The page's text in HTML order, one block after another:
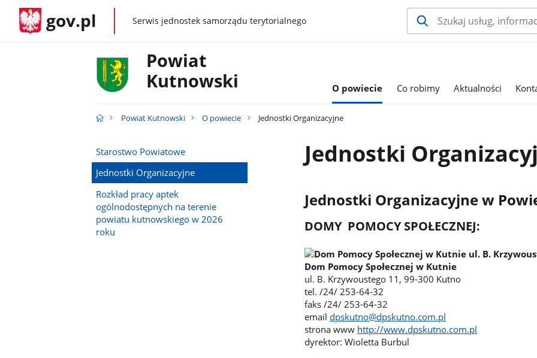
gov.pl gov.plSerwis jednostek samorządu terytorialnego
Powiat
Kutnowski
O powiecie Co robimy Aktualności
Powiat Kutnowski O powiecie Jednostki Organizacyjne
Starostwo Powiatowe
Jednostki Organizacyjne
Rozkład pracy aptek
ogólnodostępnych na terenie
powiatu kutnowskiego w 2026
roku
Jednostki
Jednostki Organizacyjne w
DOMY POMOCY SPOŁECZNEJ:
Dom Pomocy Społecznej w Kutnie
ul. B. Krzywoustego 11, 99-300 Kutno
tel. /24/ 253-64-32
faks /24/ 253-64-32
emaildpskutno@dpskutno.com.pl
strona www http://www.dpskutno.com.pl
dyrektor: Wioletta Burbul